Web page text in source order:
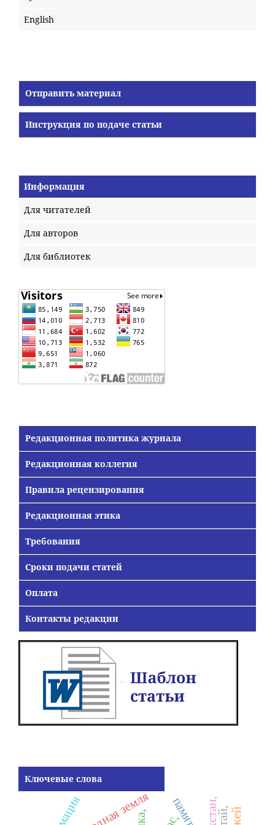
English
Отправить материал
Инструкция по подаче статьи
Информация
Для читателей
Для авторов
Для библиотек
Редакционная политика журнала
Редакционная коллегия
Правила рецензирования
Редакционная этика
Требования
Сроки подачи статей
Оплата
Контакты редакции
Ключевые слова
память
родная земля